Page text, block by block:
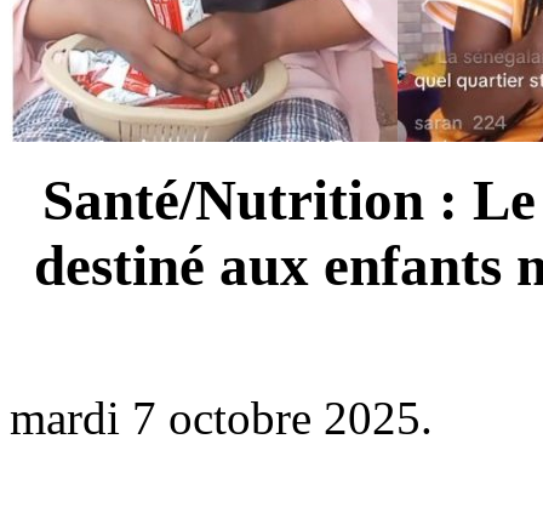
Santé/Nutrition :
destiné aux enfants
mardi 7 octobre 2025.